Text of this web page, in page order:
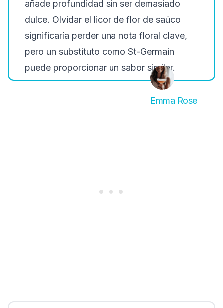
añade profundidad sin ser demasiado
dulce. Olvidar el licor de flor de saúco
significaría perder una nota floral clave,
pero un substituto como St-Germain
puede proporcionar un sabor similar.
Emma Rose